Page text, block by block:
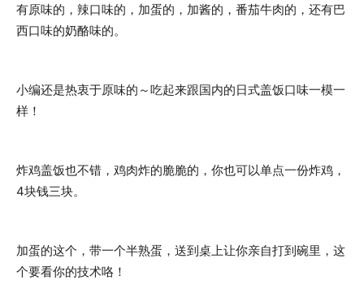
有原味的，辣口味的，加蛋的，加酱的，番茄牛肉的，还有巴
西口味的奶酪味的。
小编还是热衷于原味的～吃起来跟国内的日式盖饭口味一模一
样！
炸鸡盖饭也不错，鸡肉炸的脆脆的，你也可以单点一份炸鸡，
4块钱三块。
加蛋的这个，带一个半熟蛋，送到桌上让你亲自打到碗里，这
个要看你的技术咯！